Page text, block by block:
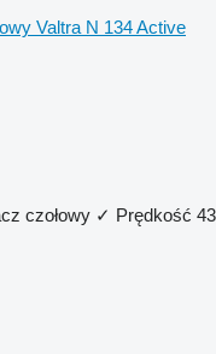
Valtra N 134 Active
czołowy ✓ Prędkość 43